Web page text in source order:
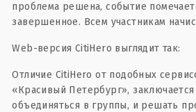
проблема решена, событие
завершенное. Всем участникам
Web-версия CitiHero выглядит так:
Отличие CitiHero от подобных
«Красивый Петербург»,
объединяться в группы, и решать